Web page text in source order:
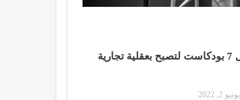
ريادة الأعمال | أفضل 7 بودكاست لتصبح بعقلية تجارية
يونيو 2, 2022